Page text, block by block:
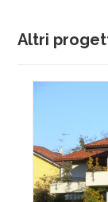
Altri